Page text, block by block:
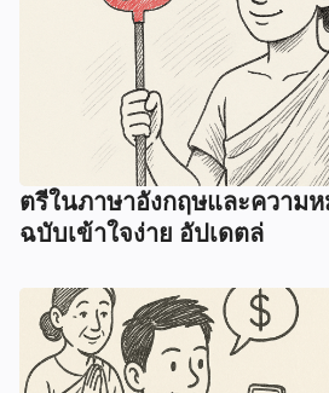
ตรีในภาษาอังกฤษและความ
ฉบับเข้าใจง่าย อัปเดตล่